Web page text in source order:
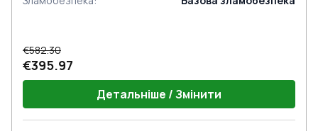
€582.30
€395.97
Детальніше / Змінити